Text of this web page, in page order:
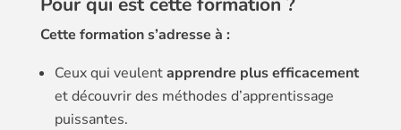
Cette formation s’adresse à :
Ceux qui veulentapprendre plus efficacement
et découvrir des méthodes d’apprentissage
puissantes.